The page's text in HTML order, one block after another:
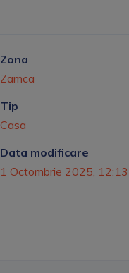
Zona
Zamca
Tip
Casa
Data modificare
1 Octombrie 2025, 12:13